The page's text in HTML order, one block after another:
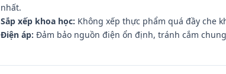
nhất.
Sắp xếp khoa học: Không xếp thực phẩm quá đầy che
Điện áp: Đảm bảo nguồn điện ổn định, tránh cắm